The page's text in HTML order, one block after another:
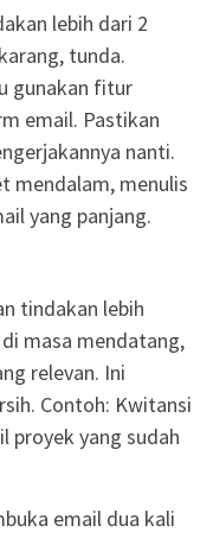
lebih dari 2
tunda.
gunakan fitur
email. Pastikan
nanti.
mendalam, menulis
yang panjang.
tindakan lebih
masa mendatang,
relevan. Ini
Contoh: Kwitansi
proyek yang sudah
email dua kali